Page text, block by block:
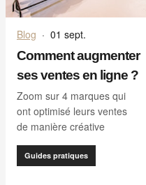
Blog · 01 sept.
Comment augmenter
ses ventes en ligne ?
Zoom sur 4 marques qui
ont optimisé leurs ventes
de manière créative
Guides pratiques